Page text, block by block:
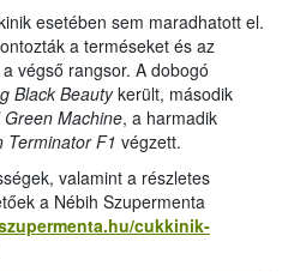
esetében sem maradhatott el.
a terméseket és az
végső rangsor. A dobogó
Black Beautykerült, második
Machine, a harmadik
Terminator F1 végzett.
valamint a részletes
a Nébih Szupermenta
cukkinik-